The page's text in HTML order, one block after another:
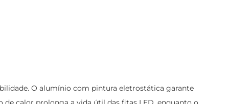
O alumínio com pintura eletrostática garante